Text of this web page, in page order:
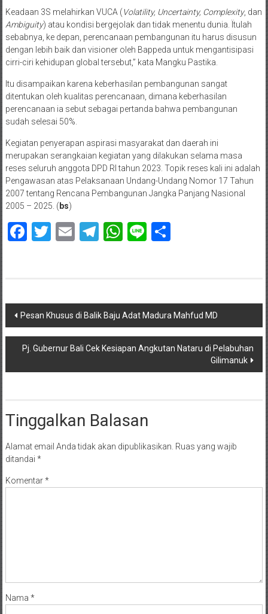
Keadaan 3S melahirkan VUCA (Volatility, Uncertainty, Complexity, dan
Ambiguity) atau kondisi bergejolak dan tidak menentu dunia. Ïtulah
sebabnya, ke depan, perencanaan pembangunan itu harus disusun
dengan lebih baik dan visioner oleh Bappeda untuk mengantisipasi
cirri-ciri kehidupan global tersebut,” kata Mangku Pastika.
Itu disampaikan karena keberhasilan pembangunan sangat
ditentukan oleh kualitas perencanaan, dimana keberhasilan
perencanaan ia sebut sebagai pertanda bahwa pembangunan
sudah selesai 50%.
Kegiatan penyerapan aspirasi masyarakat dan daerah ini
merupakan serangkaian kegiatan yang dilakukan selama masa
reses seluruh anggota DPD RI tahun 2023. Topik reses kali ini adalah
Pengawasan atas Pelaksanaan Undang-Undang Nomor 17 Tahun
2007 tentang Rencana Pembangunan Jangka Panjang Nasional
2005 – 2025. ( bs)
Facebook
Twitter
EmailTelegram
WhatsApp
LineShare
Navigasi
pos
Pesan Khusus di Balik Baju Adat Madura Mahfud MD
Pj. Gubernur Bali Cek Kesiapan Angkutan Nataru di Pelabuhan
Gilimanuk
Tinggalkan Balasan
Alamat email Anda tidak akan dipublikasikan. Ruas yang wajib
ditandai *
Komentar*
Nama *